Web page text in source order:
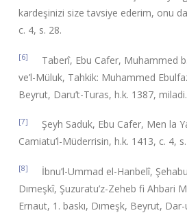
kardeşinizi size tavsiye ederim, onu
c. 4, s. 28.
[6]
Taberî, Ebu Cafer, Muhammed
ve’l-Müluk, Tahkik: Muhammed
Beyrut, Daru’t-Turas, h.k. 1387,
[7]
Şeyh Saduk, Ebu Cafer, Men la
Camiatu’l-Müderrisin, h.k. 1413, c. 4,
[8]
İbnu’l-Ummad el-Hanbelî,
Dımeşkî, Şuzuratu’z-Zeheb fi Ahbari
Ernaut, 1. baskı, Dımeşk, Beyrut,